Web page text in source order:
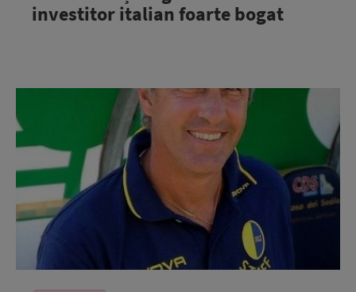
investitor italian foarte bogat